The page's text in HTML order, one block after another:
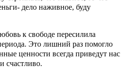
дело наживное, буду
к свободе пересилила
Это лишний раз помогло
ценности всегда приведут нас
счастливо.